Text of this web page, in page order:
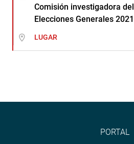
Comisión investigadora
Elecciones Generales
LUGAR
PORTAL